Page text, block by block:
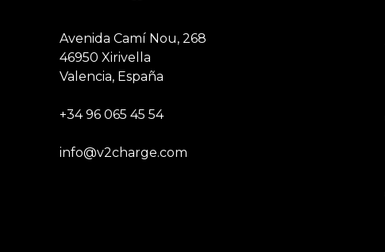
Avenida Camí Nou, 268
46950 Xirivella
Valencia, España
+34 96 065 45 54
info@v2charge.com